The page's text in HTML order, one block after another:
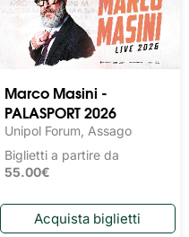
Marco Masini -
PALASPORT 2026
Unipol Forum, Assago
Biglietti a partire da
55.00€